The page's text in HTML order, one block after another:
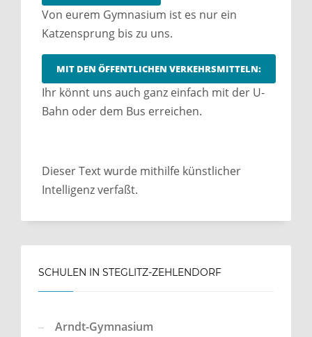
Von eurem Gymnasium ist es nur ein
Katzensprung bis zu uns.
MIT DEN ÖFFENTLICHEN VERKEHRSMITTELN:
Ihr könnt uns auch ganz einfach mit der U-
Bahn oder dem Bus erreichen.
Dieser Text wurde mithilfe künstlicher
Intelligenz verfaßt.
SCHULEN IN STEGLITZ-ZEHLENDORF
Arndt-Gymnasium